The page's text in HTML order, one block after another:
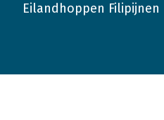
2019
Eilandhoppen Filipijnen